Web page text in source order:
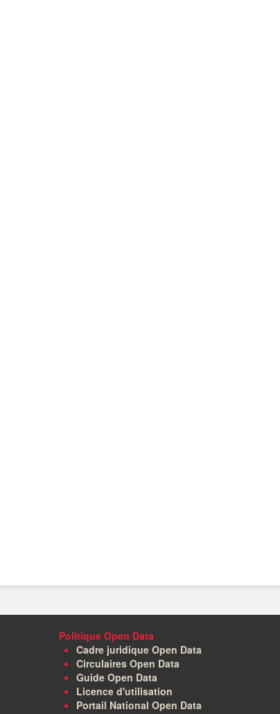
Politique Open Data
Cadre juridique Open Data
Circulaires Open Data
Guide Open Data
Licence d'utilisation
Portail National Open Data